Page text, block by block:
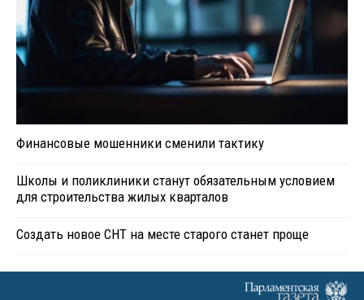
Финансовые мошенники сменили тактику
Школы и поликлиники станут обязательным условием
для строительства жилых кварталов
Создать новое СНТ на месте старого станет проще